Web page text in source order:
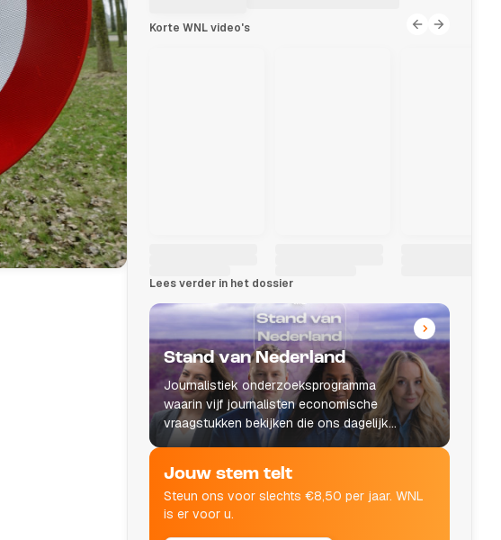
Korte WNL video's
Lees verder in het dossier
Stand van Nederland
Journalistiek onderzoeksprogramma
waarin vijf journalisten economische
vraagstukken bekijken die ons dagelijks
leven raken.
Jouw stem telt
Steun ons voor slechts €8,50 per jaar. WNL
is er voor u.